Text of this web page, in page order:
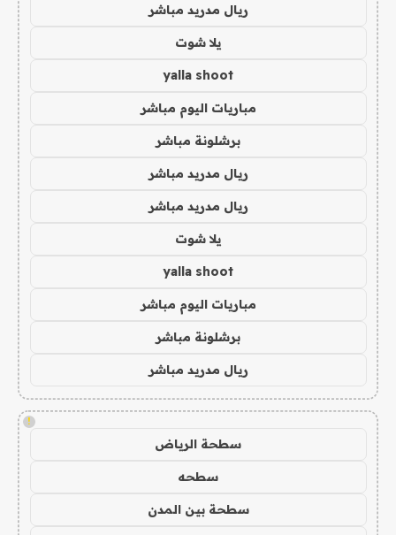
ريال مدريد مباشر
يلا شوت
yalla shoot
مباريات اليوم مباشر
برشلونة مباشر
ريال مدريد مباشر
ريال مدريد مباشر
يلا شوت
yalla shoot
مباريات اليوم مباشر
برشلونة مباشر
ريال مدريد مباشر
!
سطحة الرياض
سطحه
سطحة بين المدن